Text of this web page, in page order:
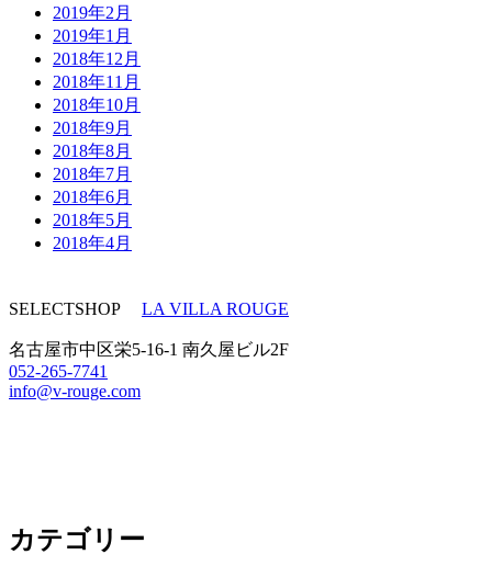
2019年2月
2019年1月
2018年12月
2018年11月
2018年10月
2018年9月
2018年8月
2018年7月
2018年6月
2018年5月
2018年4月
SELECTSHOP LA VILLA ROUGE
名古屋市中区栄5-16-1 南久屋ビル2F
052-265-7741
info@v-rouge.com
カテゴリー